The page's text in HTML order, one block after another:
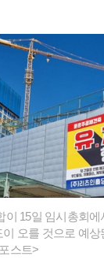
15일 임시총회에
오를 것으로 예
스트>